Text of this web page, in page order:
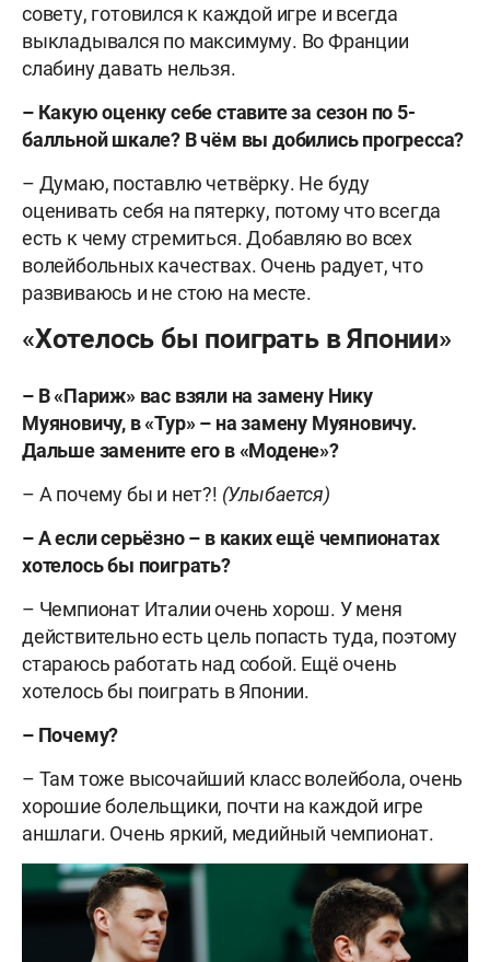
совету, готовился к каждой игре и всегда
выкладывался по максимуму. Во Франции
слабину давать нельзя.
– Какую оценку себе ставите за сезон по 5-
балльной шкале? В чём вы добились прогресса?
– Думаю, поставлю четвёрку. Не буду
оценивать себя на пятерку, потому что всегда
есть к чему стремиться. Добавляю во всех
волейбольных качествах. Очень радует, что
развиваюсь и не стою на месте.
«Хотелось бы поиграть в Японии»
– В «Париж» вас взяли на замену Нику
Муяновичу, в «Тур» – на замену Муяновичу.
Дальше замените его в «Модене»?
– А почему бы и нет?! (Улыбается)
– А если серьёзно – в каких ещё чемпионатах
хотелось бы поиграть?
– Чемпионат Италии очень хорош. У меня
действительно есть цель попасть туда, поэтому
стараюсь работать над собой. Ещё очень
хотелось бы поиграть в Японии.
– Почему?
– Там тоже высочайший класс волейбола, очень
хорошие болельщики, почти на каждой игре
аншлаги. Очень яркий, медийный чемпионат.